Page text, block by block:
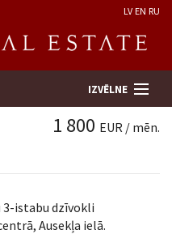
LV EN RU
IZVĒLNE
1 800 EUR / mēn.
istabu dzīvokli
Ausekļa ielā.